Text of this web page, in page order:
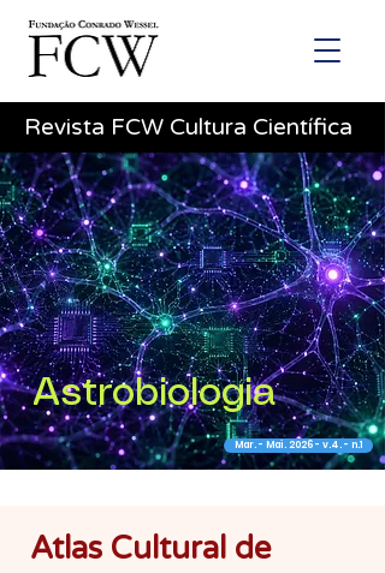
Revista FCW Cultura Científica
Astrobiologia
Mar. - Mai. 2026 - v.4. - n.1
Atlas Cultural de